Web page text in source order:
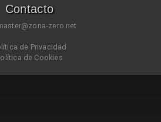
Contacto
zero.net
de Privacidad
de Cookies